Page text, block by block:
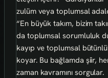
zulüm veya toplumsal
“En büyük takım, bizim
da toplumsal sorumluluk
kayıp ve toplumsal
koyar. Bu bağlamda şiir,
zaman kavramını sorgular.